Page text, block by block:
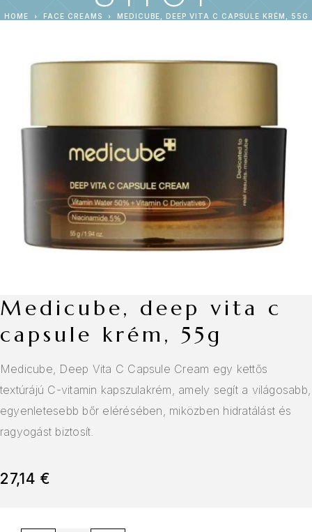
HOME FACE CREAMS MEDICUBE, DEEP VITA C CAPSULE KRÉM, 55G
medicube, deep vita c
capsule krém, 55g
Medicube, Deep Vita C Capsule Cream egy kettős
textúrájú C-vitamin kapszulakrém, amely segít a világosabb,
egyenletesebb bőr elérésében, miközben hidratálást és
ragyogást biztosít.
27,14 €